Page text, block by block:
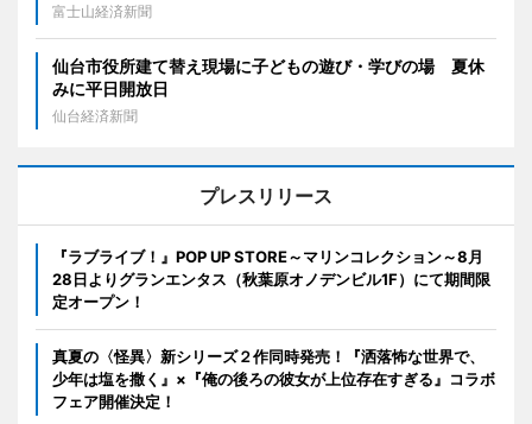
富士山経済新聞
仙台市役所建て替え現場に子どもの遊び・学びの場 夏休
みに平日開放日
仙台経済新聞
プレスリリース
『ラブライブ！』POP UP STORE～マリンコレクション～8月
28日よりグランエンタス（秋葉原オノデンビル1F）にて期間限
定オープン！
真夏の〈怪異〉新シリーズ２作同時発売！『洒落怖な世界で、
少年は塩を撒く』×『俺の後ろの彼女が上位存在すぎる』コラボ
フェア開催決定！